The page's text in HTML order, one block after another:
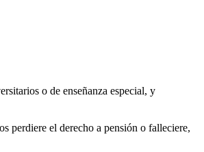
o de enseñanza especial, y
perdiere el derecho a pensión o falleciere,